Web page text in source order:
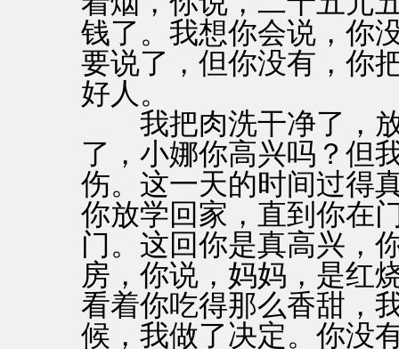
钱了。我想你会说，你
要说了，但你没有，你
好人。
我把肉洗干净了，放
了，小娜你高兴吗？但
伤。这一天的时间过得
你放学回家，直到你在
门。这回你是真高兴，
房，你说，妈妈，是红
看着你吃得那么香甜，
候，我做了决定。你没